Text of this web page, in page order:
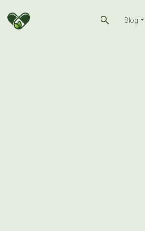
search Blog